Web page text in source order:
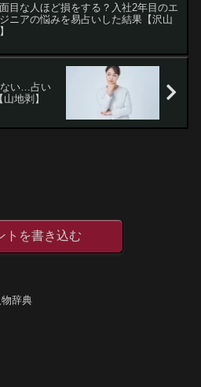
目な人ほど損をする？入社2年目のエ
ニアの悩みを易占いした結果【沢山
ない…占い
地剥】
トを書き込む
辞典